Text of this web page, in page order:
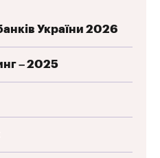
України 2026
– 2025